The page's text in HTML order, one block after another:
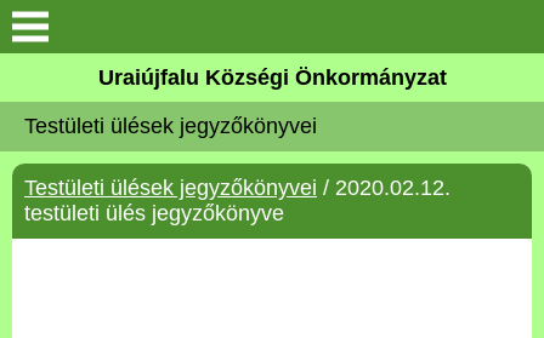
Köszöntő
Elérhetőségek
Uraiújfalu
Uraiújfalu Községi Önkormányzat
Testületi ülések jegyzőkönyvei
Testületi ülések jegyzőkönyvei / 2020.02.12.
testületi ülés jegyzőkönyve